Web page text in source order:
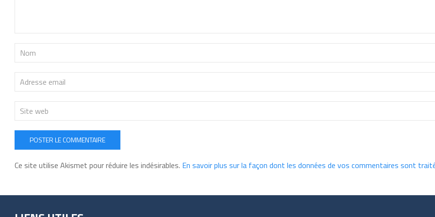
POSTER LE COMMENTAIRE
Ce site utilise Akismet pour réduire les indésirables. En savoir plus sur la façon dont les données de vos commentaires sont